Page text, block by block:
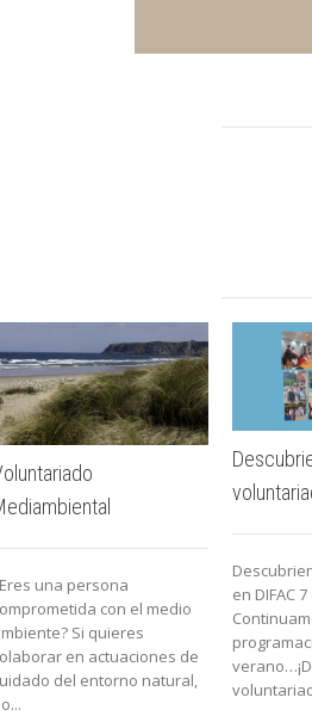
una persona
con el medio
Si quieres
en actuaciones de
del entorno natural,
en DIFAC